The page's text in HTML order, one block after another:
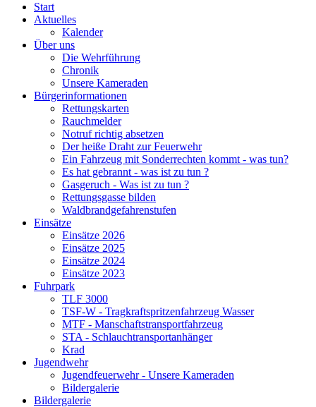
Start
Aktuelles
Kalender
Über uns
Die Wehrführung
Chronik
Unsere Kameraden
Bürgerinformationen
Rettungskarten
Rauchmelder
Notruf richtig absetzen
Der heiße Draht zur Feuerwehr
Ein Fahrzeug mit Sonderrechten kommt - was tun?
Es hat gebrannt - was ist zu tun ?
Gasgeruch - Was ist zu tun ?
Rettungsgasse bilden
Waldbrandgefahrenstufen
Einsätze
Einsätze 2026
Einsätze 2025
Einsätze 2024
Einsätze 2023
Fuhrpark
TLF 3000
TSF-W - Tragkraftspritzenfahrzeug Wasser
MTF - Manschaftstransportfahrzeug
STA - Schlauchtransportanhänger
Krad
Jugendwehr
Jugendfeuerwehr - Unsere Kameraden
Bildergalerie
Bildergalerie